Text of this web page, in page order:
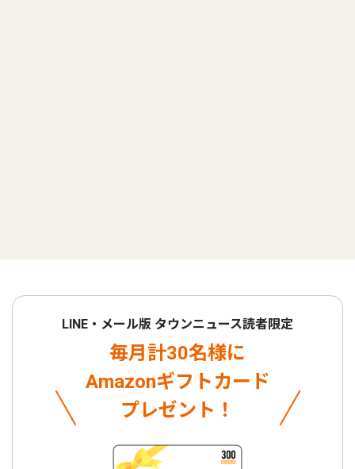
LINE・メール版 タウンニュース読者限定
毎月計30名様に
Amazonギフトカード
プレゼント！